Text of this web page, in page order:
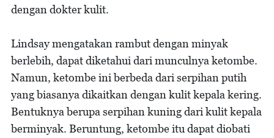
dengan dokter kulit.
Lindsay mengatakan rambut dengan minyak
berlebih, dapat diketahui dari munculnya ketombe.
Namun, ketombe ini berbeda dari serpihan putih
yang biasanya dikaitkan dengan kulit kepala kering.
Bentuknya berupa serpihan kuning dari kulit kepala
berminyak. Beruntung, ketombe itu dapat diobati